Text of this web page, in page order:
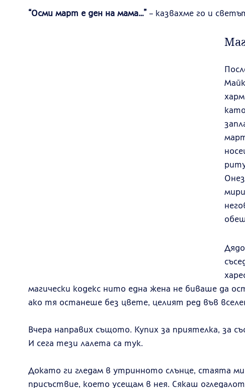
“Осми март е ден на мама…” – казвахме го и
магически кодекс нито една жена не биваше да
ако тя останеше без цвете, целият ред във
Вчера направих същото. Купих за приятелка, за
И сега тези лалета са тук.
Докато ги гледам в утринното слънце, стаята
присъствие, което усещам в нея. Сякаш